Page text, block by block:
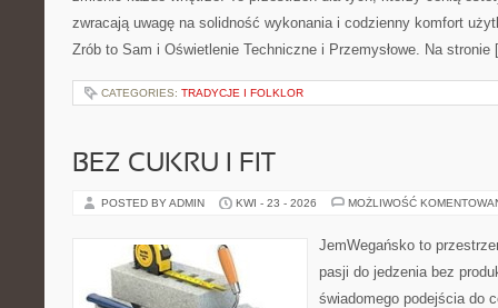
zwracają uwagę na solidność wykonania i codzienny komfort
Zrób to Sam i Oświetlenie Techniczne i Przemysłowe. Na
CATEGORIES: TRADYCJE I FOLKLOR
BEZ CUKRU I FIT
POSTED BY ADMIN KWI - 23 - 2026 MOŻLIWOŚĆ
JemWegańsko to
pasji do jedzenia bez
świadomego podejścia do